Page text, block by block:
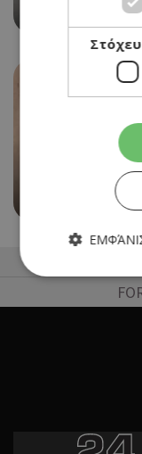
13/05/2026 - 19/09/
«ΜΕΣΟΓΕΙΟΣ»
ΧΑΡΑΚΤΙΚΗΣ
05/05/2026 - 25/
Τα απολύτως
λειτουργίες